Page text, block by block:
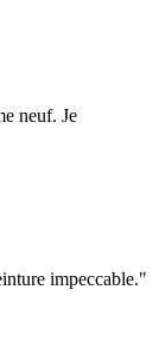
neuf. Je
impeccable."